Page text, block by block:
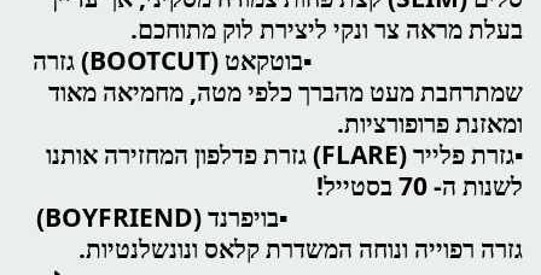
בעלת מראה צר ונקי ליצירת לוק מתוחכם.
▪️בוטקאט (BOOTCUT) גזרה
שמתרחבת מעט מהברך כלפי מטה, מחמיאה מאוד
ומאזנת פרופורציות.
▪️גזרת פלייר (FLARE) גזרת פדלפון המחזירה אותנו
לשנות ה- 70 בסטייל!
▪️בויפרנד (BOYFRIEND)
גזרה רפוייה ונוחה המשדרת קלאס ונונשלנטיות.